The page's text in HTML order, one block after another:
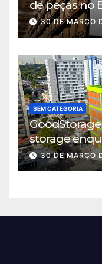
de peças no
logística em
30 DE MARÇO
SEM CATEGORIA
storage
consolida
30 DE MARÇO